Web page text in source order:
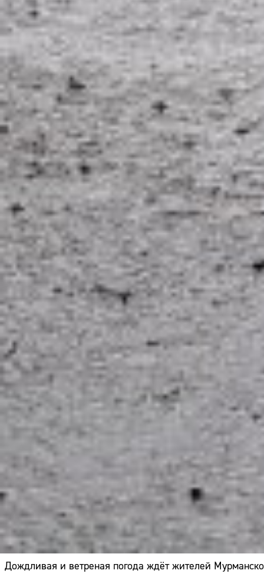
Дождливая и ветреная погода ждёт жителей